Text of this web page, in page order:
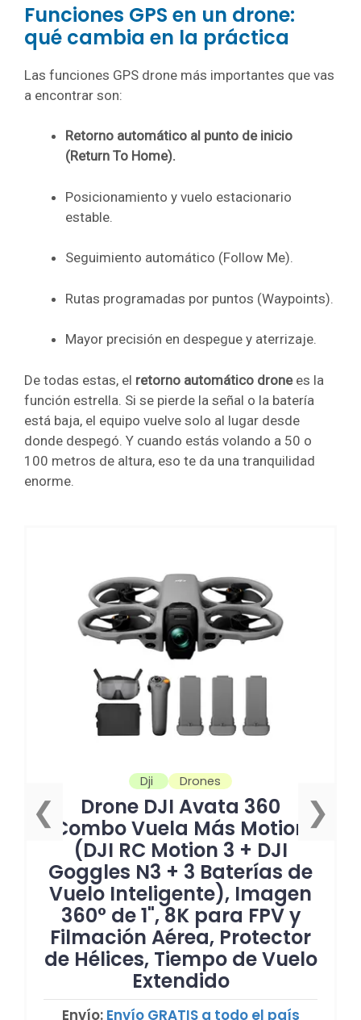
Funciones GPS en un drone:
qué cambia en la práctica
Las funciones GPS drone más importantes que vas
a encontrar son:
Retorno automático al punto de inicio
(Return To Home).
Posicionamiento y vuelo estacionario
estable.
Seguimiento automático (Follow Me).
Rutas programadas por puntos (Waypoints).
Mayor precisión en despegue y aterrizaje.
De todas estas, el retorno automático dronees la
función estrella. Si se pierde la señal o la batería
está baja, el equipo vuelve solo al lugar desde
donde despegó. Y cuando estás volando a 50 o
100 metros de altura, eso te da una tranquilidad
enorme.
Dji Drones
Drone DJI Avata 360
Combo Vuela Más Motion
(DJI RC Motion 3 + DJI
Goggles N3 + 3 Baterías de
Vuelo Inteligente), Imagen
360° de 1", 8K para FPV y
Filmación Aérea, Protector
de Hélices, Tiempo de Vuelo
Extendido
Envío: Envío GRATIS a todo el país
❮ ❯